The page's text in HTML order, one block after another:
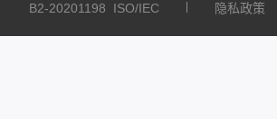
B2-20201198
ISO/IEC 隐私政策